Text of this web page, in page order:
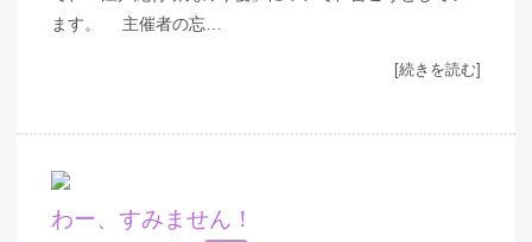
ます。 主催者の忘…
[続きを読む]
わー、すみません！